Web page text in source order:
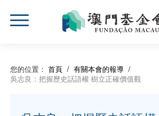
您的位置： 首頁 / 有關本會的報導 /
吳志良：把握歷史話語權 樹立正確價值觀